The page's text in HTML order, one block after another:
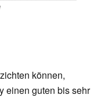
können,
einen guten bis sehr